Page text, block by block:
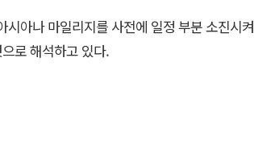
아나 마일리지를 사전에 일정 부분 소진시켜
로 해석하고 있다.